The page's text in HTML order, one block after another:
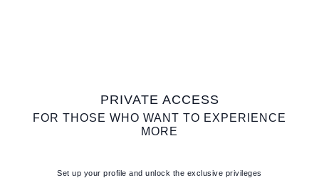
PRIVATE ACCESS
FOR THOSE WHO WANT TO EXPERIENCE
MORE
Set up your profile and unlock the exclusive privileges